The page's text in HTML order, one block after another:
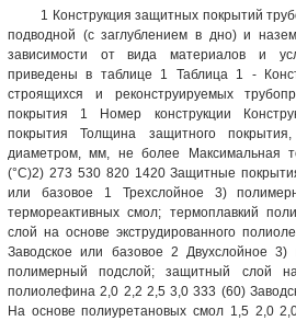
1 Конструкция защитных покрытий
подводной (с заглублением в дно) и
зависимости от вида материалов и
приведены в таблице 1 Таблица 1 -
строящихся и реконструируемых
покрытия 1 Номер конструкции
покрытия Толщина защитного
диаметром, мм, не более Максимальная
(°С)2) 273 530 820 1420 Защитные
или базовое 1 Трехслойное 3)
термореактивных смол; термоплавкий
слой на основе экструдированного
Заводское или базовое 2 Двухслойное 3)
полимерный подслой; защитный слой на
полиолефина 2,0 2,2 2,5 3,0 333 (60)
На основе полиуретановых смол 1,5 2,0